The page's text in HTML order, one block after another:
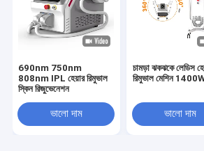
690nm 750nm
808nm IPL হেয়ার রিমুভাল
স্কিন রিজুভেনেশন
ভালো দাম
চামড়া ঝকঝকে লেডিস
রিমুভাল মেশিন
ভালো দাম